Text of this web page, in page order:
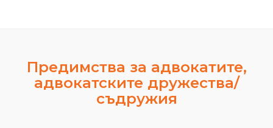
Предимства за адвокатите,
адвокатските дружества/
съдружия